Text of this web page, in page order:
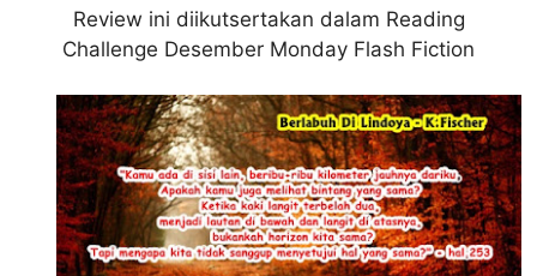
Review ini diikutsertakan dalam Reading
Challenge Desember Monday Flash Fiction